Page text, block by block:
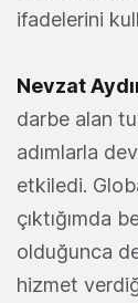
ifadelerini
Nevzat
darbe alan
adımlarla
etkiledi.
çıktığımda
olduğunca
hizmet